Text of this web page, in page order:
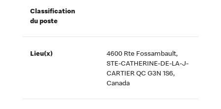
Classification
du poste
Lieu(x)
4600 Rte Fossambault,
STE-CATHERINE-DE-LA-J-
CARTIER QC G3N 1S6,
Canada